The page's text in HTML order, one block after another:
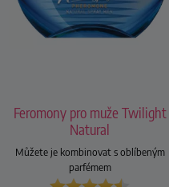
Feromony pro muže Twilight
Natural
Můžete je kombinovat s oblíbeným
parfémem